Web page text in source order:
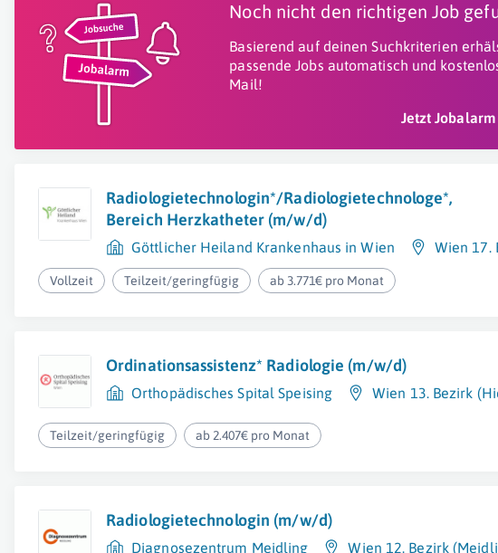
Noch nicht den richtigen Job
Basierend auf deinen Suchkriterien
passende Jobs automatisch und
Mail!
Jetzt
Radiologietechnologin*/Radiologietechnologe*,
Bereich Herzkatheter (m/w/d)
Göttlicher Heiland Krankenhaus in Wien Wien 17.
Vollzeit Teilzeit/geringfügig ab 3.771€ pro Monat
Ordinationsassistenz* Radiologie (m/w/d)
Orthopädisches Spital Speising Wien 13. Bezirk
Teilzeit/geringfügig ab 2.407€ pro Monat
Radiologietechnologin (m/w/d)
Diagnosezentrum Meidling Wien 12. Bezirk